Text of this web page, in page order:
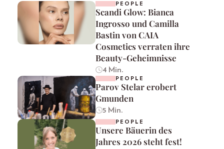
PEOPLE
Scandi Glow: Bianca
Ingrosso und Camilla
Bastin von CAIA
Cosmetics verraten ihre
Beauty-Geheimnisse
4 Min.
PEOPLE
Parov Stelar erobert
Gmunden
5 Min.
PEOPLE
Unsere Bäuerin des
Jahres 2026 steht fest!